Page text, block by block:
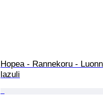
Hopea - Rannekoru -
lazuli